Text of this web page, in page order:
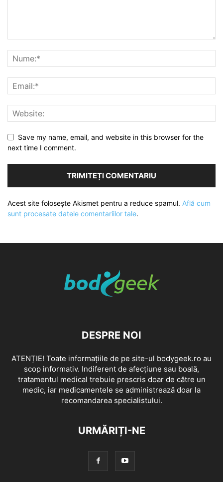
Save my name, email, and website in this browser for the
next time I comment.
Acest site folosește Akismet pentru a reduce spamul. Află cum
sunt procesate datele comentariilor tale.
DESPRE NOI
ATENȚIE! Toate informațiile de pe site-ul bodygeek.ro au
scop informativ. Indiferent de afecțiune sau boală,
tratamentul medical trebuie prescris doar de către un
medic, iar medicamentele se administrează doar la
recomandarea specialistului.
URMĂRIȚI-NE